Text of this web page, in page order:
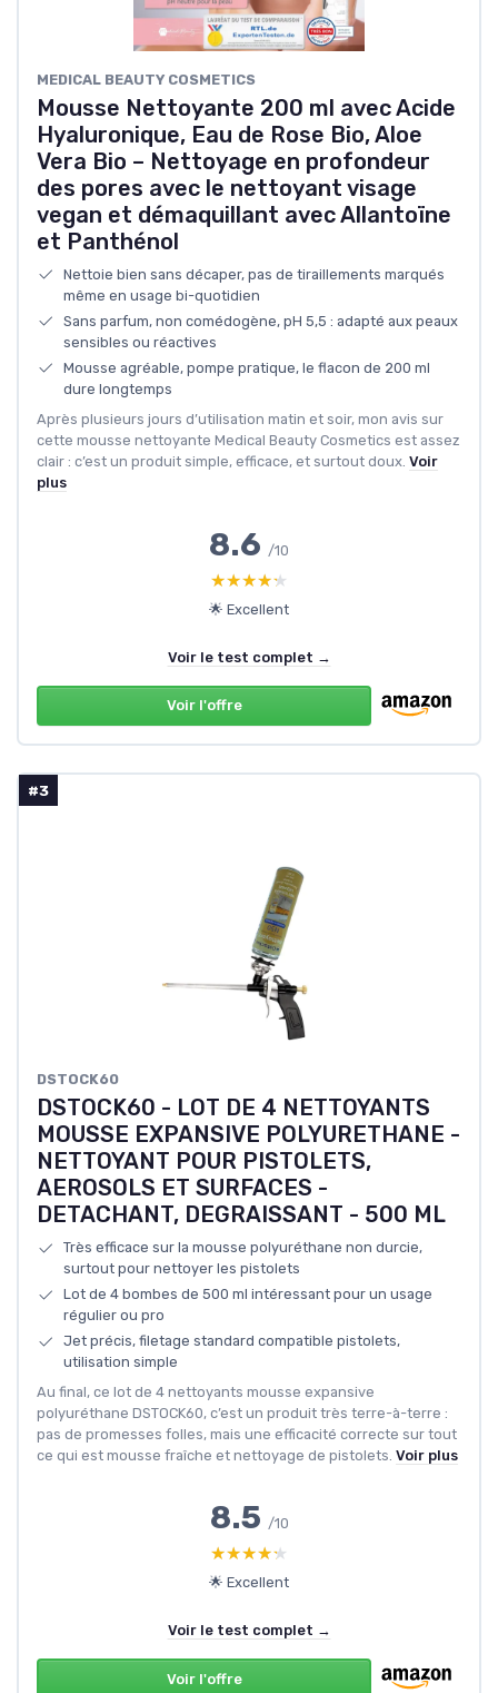
MEDICAL BEAUTY COSMETICS
Mousse Nettoyante 200 ml avec Acide
Hyaluronique, Eau de Rose Bio, Aloe
Vera Bio – Nettoyage en profondeur
des pores avec le nettoyant visage
vegan et démaquillant avec Allantoïne
et Panthénol
Nettoie bien sans décaper, pas de tiraillements marqués
même en usage bi-quotidien
Sans parfum, non comédogène, pH 5,5 : adapté aux peaux
sensibles ou réactives
Mousse agréable, pompe pratique, le flacon de 200 ml
dure longtemps
Après plusieurs jours d’utilisation matin et soir, mon avis sur
cette mousse nettoyante Medical Beauty Cosmetics est assez
clair : c’est un produit simple, efficace, et surtout doux. Voir
plus
8.6 /10
★★★★★
★★★★★
🌟 Excellent
Voir le test complet →
Voir l'offre
#3
DSTOCK60
DSTOCK60 - LOT DE 4 NETTOYANTS
MOUSSE EXPANSIVE POLYURETHANE -
NETTOYANT POUR PISTOLETS,
AEROSOLS ET SURFACES -
DETACHANT, DEGRAISSANT - 500 ML
Très efficace sur la mousse polyuréthane non durcie,
surtout pour nettoyer les pistolets
Lot de 4 bombes de 500 ml intéressant pour un usage
régulier ou pro
Jet précis, filetage standard compatible pistolets,
utilisation simple
Au final, ce lot de 4 nettoyants mousse expansive
polyuréthane DSTOCK60, c’est un produit très terre-à-terre :
pas de promesses folles, mais une efficacité correcte sur tout
ce qui est mousse fraîche et nettoyage de pistolets. Voir plus
8.5 /10
★★★★★
★★★★★
🌟 Excellent
Voir le test complet →
Voir l'offre